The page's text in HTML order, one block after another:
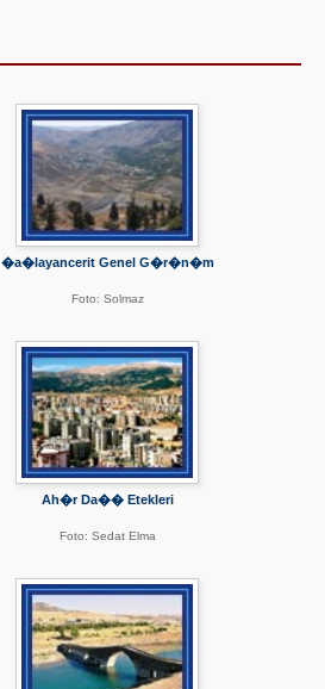
�a�layancerit Genel G�r�n�m
Foto: Solmaz
Ah�r Da�� Etekleri
Foto: Sedat Elma